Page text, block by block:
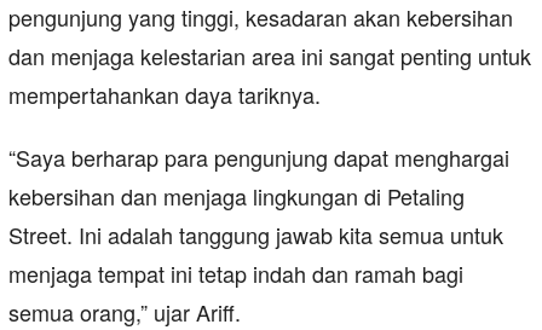
pengunjung yang tinggi, kesadaran akan kebersihan
dan menjaga kelestarian area ini sangat penting untuk
mempertahankan daya tariknya.
“Saya berharap para pengunjung dapat menghargai
kebersihan dan menjaga lingkungan di Petaling
Street. Ini adalah tanggung jawab kita semua untuk
menjaga tempat ini tetap indah dan ramah bagi
semua orang,” ujar Ariff.